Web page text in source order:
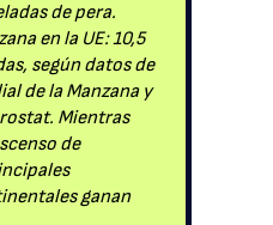
de pera.
en la UE: 10,5
según datos de
de la Manzana y
Mientras
de
ganan